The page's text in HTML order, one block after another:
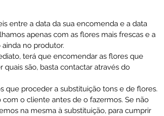
entre a data da sua encomenda e a data
apenas com as flores mais frescas e a
ainda no produtor.
terá que encomendar as flores que
quais são, basta contactar através do
que proceder a substituição tons e de flores.
o cliente antes de o fazermos. Se não
na mesma à substituição, para cumprir